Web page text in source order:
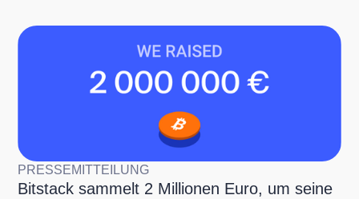
PRESSEMITTEILUNG
Bitstack sammelt 2 Millionen Euro, um seine